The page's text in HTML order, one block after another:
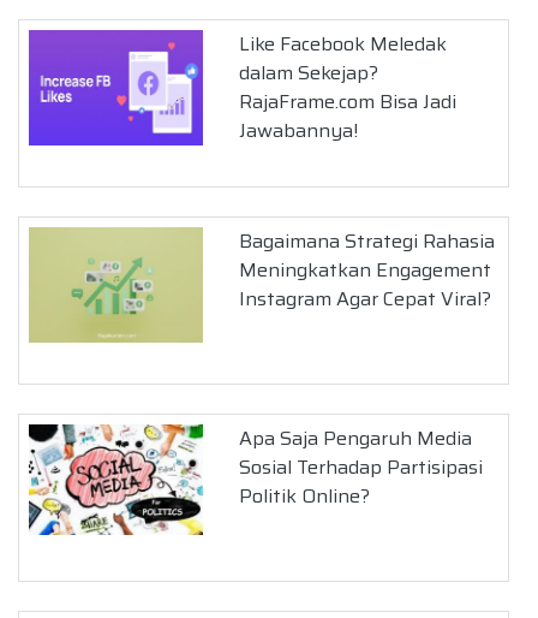
Like Facebook Meledak
dalam Sekejap?
RajaFrame.com Bisa Jadi
Jawabannya!
Bagaimana Strategi Rahasia
Meningkatkan Engagement
Instagram Agar Cepat Viral?
Apa Saja Pengaruh Media
Sosial Terhadap Partisipasi
Politik Online?